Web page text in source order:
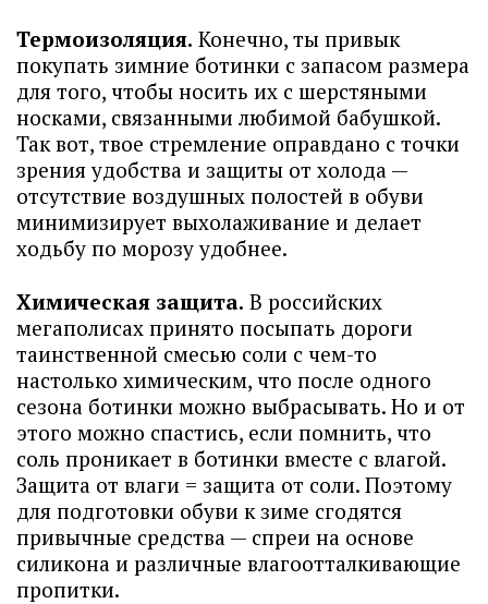
Термоизоляция. Конечно, ты привык
покупать зимние ботинки с запасом размера
для того, чтобы носить их с шерстяными
носками, связанными любимой бабушкой.
Так вот, твое стремление оправдано с точки
зрения удобства и защиты от холода —
отсутствие воздушных полостей в обуви
минимизирует выхолаживание и делает
ходьбу по морозу удобнее.
Химическая защита. В российских
мегаполисах принято посыпать дороги
таинственной смесью соли с чем-то
настолько химическим, что после одного
сезона ботинки можно выбрасывать. Но и от
этого можно спастись, если помнить, что
соль проникает в ботинки вместе с влагой.
Защита от влаги = защита от соли. Поэтому
для подготовки обуви к зиме сгодятся
привычные средства — спреи на основе
силикона и различные влагоотталкивающие
пропитки.